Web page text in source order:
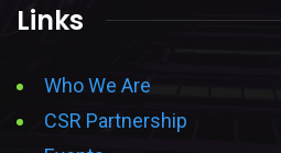
Links
Who We Are
CSR Partnership